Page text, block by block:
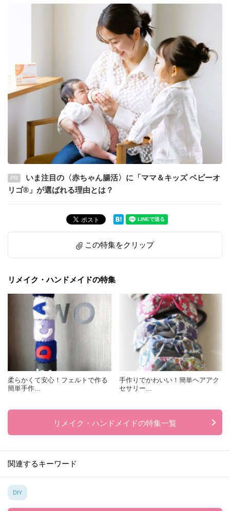
PR
いま注目の〈赤ちゃん腸活〉に「ママ＆キッズ ベビーオ
リゴ®」が選ばれる理由とは？
この特集をクリップ
リメイク・ハンドメイドの特集
柔らかくて安心！フェルトで作る
簡単手作...
手作りでかわいい！簡単ヘアアク
セサリー...
リメイク・ハンドメイドの特集一覧
関連するキーワード
DIY